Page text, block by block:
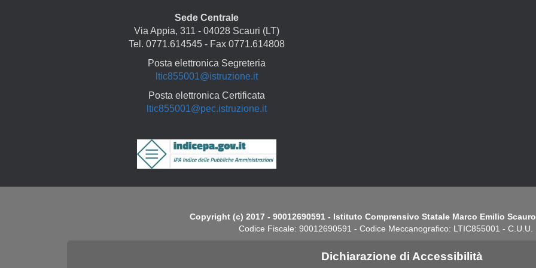
Sede Centrale
Via Appia, 311 - 04028 Scauri (LT)
Tel. 0771.614545 - Fax 0771.614808
Posta elettronica Segreteria
ltic855001@istruzione.it
Posta elettronica Certificata
ltic855001@pec.istruzione.it
Copyright (c) 2017 - 90012690591 - Istituto Comprensivo Statale Marco Emilio
Codice Fiscale: 90012690591 - Codice Meccanografico: LTIC855001 - C.U.U.
Dichiarazione di Accessibilità